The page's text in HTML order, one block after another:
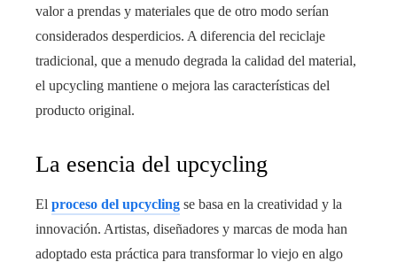
valor a prendas y materiales que de otro modo serían
considerados desperdicios. A diferencia del reciclaje
tradicional, que a menudo degrada la calidad del material,
el upcycling mantiene o mejora las características del
producto original.
La esencia del upcycling
El proceso del upcycling se basa en la creatividad y la
innovación. Artistas, diseñadores y marcas de moda han
adoptado esta práctica para transformar lo viejo en algo